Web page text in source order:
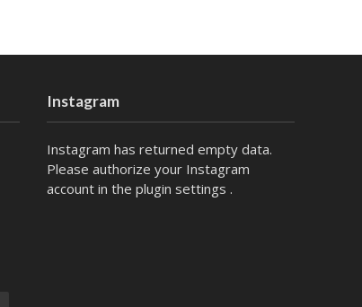
Instagram
Instagram has returned empty data.
Please authorize your Instagram
account in the plugin settings .